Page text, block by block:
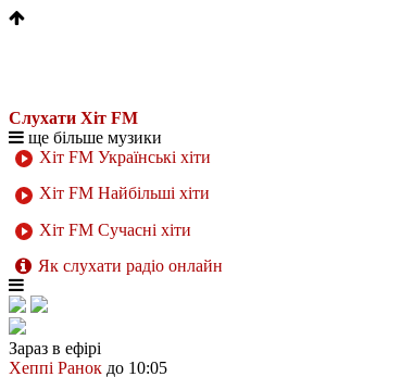
Слухати Хіт FM
ще більше музики
Хіт FM Українські хіти
Хіт FM Найбільші хіти
Хіт FM Сучасні хіти
Як слухати радіо онлайн
Зараз в ефірі
Хеппі Ранок до 10:05